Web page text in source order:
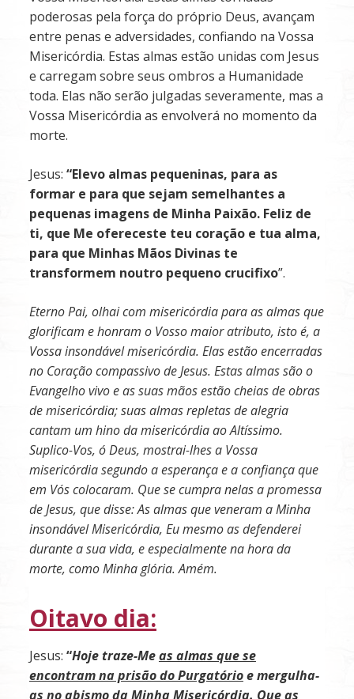
poderosas pela força do próprio Deus, avançam
entre penas e adversidades, confiando na Vossa
Misericórdia. Estas almas estão unidas com Jesus
e carregam sobre seus ombros a Humanidade
toda. Elas não serão julgadas severamente, mas a
Vossa Misericórdia as envolverá no momento da
morte.
Jesus: “Elevo almas pequeninas, para as
formar e para que sejam semelhantes a
pequenas imagens de Minha Paixão. Feliz de
ti, que Me ofereceste teu coração e tua alma,
para que Minhas Mãos Divinas te
transformem noutro pequeno crucifixo”.
Eterno Pai, olhai com misericórdia para as almas que
glorificam e honram o Vosso maior atributo, isto é, a
Vossa insondável misericórdia. Elas estão encerra­das
no Coração compassivo de Jesus. Estas almas são o
Evangelho vivo e as suas mãos estão cheias de obras
de misericórdia; suas almas repletas de alegria
cantam um hino da misericórdia ao Altíssimo.
Suplico-Vos, ó Deus, mostrai-lhes a Vossa
misericórdia se­gundo a esperança e a confiança que
em Vós coloca­ram. Que se cumpra nelas a promessa
de Jesus, que disse: As almas que veneram a Minha
insondável Misericórdia, Eu mesmo as defenderei
durante a sua vida, e especialmente na hora da
morte, como Minha glória. Amém.
Oitavo dia:
Jesus: “Hoje traze-Meas almas que se
encontram na prisão do Purgatórioe mergulha-
as no abismo da Minha Misericórdia. Que as